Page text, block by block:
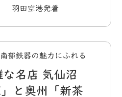
羽田空港発着
部鉄器の魅力にふれる
な名店 気仙沼
と奥州「新茶